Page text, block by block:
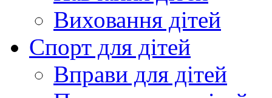
Виховання дітей
Спорт для дітей
Вправи для дітей